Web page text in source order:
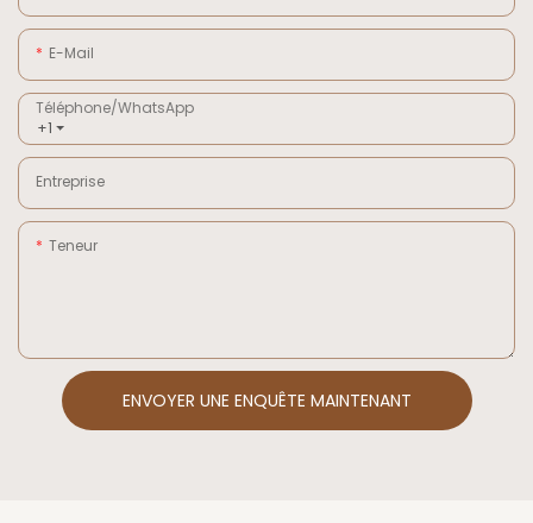
E-Mail
+1
Téléphone/WhatsApp
Entreprise
Teneur
ENVOYER UNE ENQUÊTE MAINTENANT